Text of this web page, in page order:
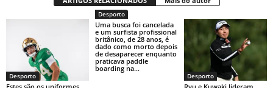
Desporto
Desporto
Uma busca foi cancelada
e um surfista profissional
britânico, de 28 anos, é
dado como morto depois
de desaparecer enquanto
praticava paddle
boarding na...
Desporto